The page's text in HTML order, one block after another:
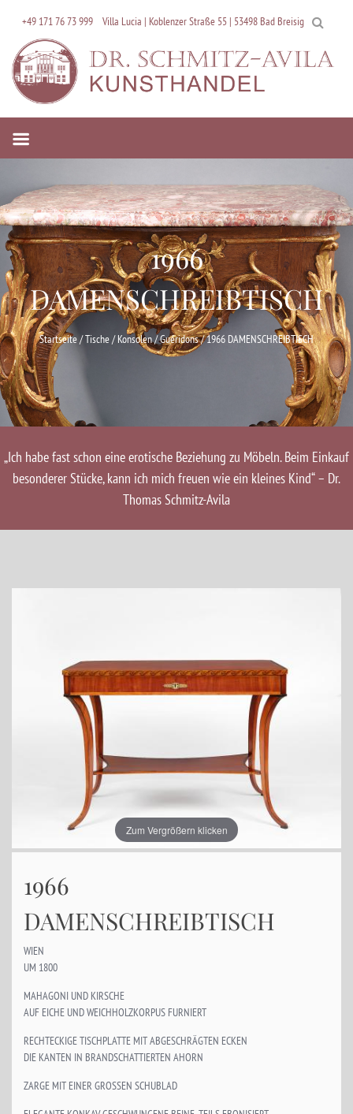
content
+49 171 76 73 999 Villa Lucia | Koblenzer Straße 55 | 53498 Bad Breisig
1966
DAMENSCHREIBTISCH
Startseite/Tische / Konsolen / Guéridons/ 1966 DAMENSCHREIBTISCH
„Ich habe fast schon eine erotische Beziehung zu Möbeln. Beim Einkauf
besonderer Stücke, kann ich mich freuen wie ein kleines Kind“ – Dr.
Thomas Schmitz-Avila
Zum Vergrößern klicken
1966
DAMENSCHREIBTISCH
WIEN
UM 1800
MAHAGONI UND KIRSCHE
AUF EICHE UND WEICHHOLZKORPUS FURNIERT
RECHTECKIGE TISCHPLATTE MIT ABGESCHRÄGTEN ECKEN
DIE KANTEN IN BRANDSCHATTIERTEN AHORN
ZARGE MIT EINER GROSSEN SCHUBLAD